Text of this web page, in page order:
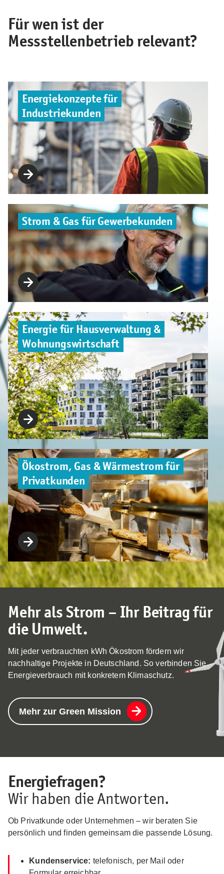
Für wen ist der
Messstellenbetrieb relevant?
Energiekonzepte für
Industriekunden
Strom & Gas für Gewerbekunden
Energie für Hausverwaltung &
Wohnungswirtschaft
Ökostrom, Gas & Wärmestrom für
Privatkunden
Mehr als Strom – Ihr Beitrag für
die Umwelt.
Mit jeder verbrauchten kWh Ökostrom fördern wir
nachhaltige Projekte in Deutschland. So verbinden Sie
Energieverbrauch mit konkretem Klimaschutz.
Mehr zur Green Mission
Energiefragen?
Wir haben die Antworten.
Ob Privatkunde oder Unternehmen – wir beraten Sie
persönlich und finden gemeinsam die passende Lösung.
Kundenservice: telefonisch, per Mail oder